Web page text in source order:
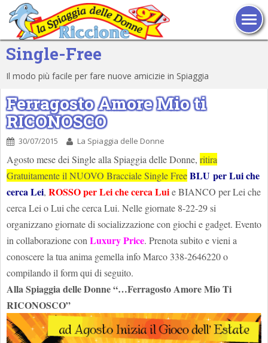
Single-Free
Il modo più facile per fare nuove amicizie in Spiaggia
Ferragosto Amore Mio ti
RICONOSCO
30/07/2015 La Spiaggia delle Donne
Agosto mese dei Single alla Spiaggia delle Donne, ritira
Gratuitamente il NUOVO Bracciale Single FreeBLU per Lui che
cerca Lei, ROSSO per Lei che cerca Luie BIANCO per Lei che
cerca Lei o Lui che cerca Lui. Nelle giornate 8-22-29 si
organizzano giornate di socializzazione con giochi e gadget. Evento
in collaborazione con Luxury Price. Prenota subito e vieni a
conoscere la tua anima gemella info Marco 338-2646220 o
compilando il form qui di seguito.
Alla Spiaggia delle Donne “…Ferragosto Amore Mio Ti
RICONOSCO”